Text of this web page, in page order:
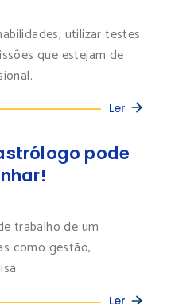
utilizar testes
que estejam de
Ler
pode
trabalho de um
como gestão,